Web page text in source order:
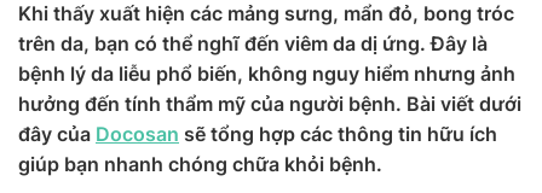
Khi thấy xuất hiện các mảng sưng, mẩn đỏ, bong tróc
trên da, bạn có thể nghĩ đến viêm da dị ứng. Đây là
bệnh lý da liễu phổ biến, không nguy hiểm nhưng ảnh
hưởng đến tính thẩm mỹ của người bệnh. Bài viết dưới
đây của Docosan sẽ tổng hợp các thông tin hữu ích
giúp bạn nhanh chóng chữa khỏi bệnh.